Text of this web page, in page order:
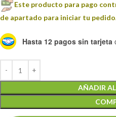
Este producto para pago
de apartado para iniciar tu
Hasta 12 pagos sin tarjeta
AÑADIR